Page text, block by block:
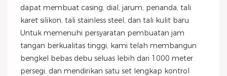
dapat membuat casing, dial, jarum, penanda, tali
karet silikon, tali stainless steel, dan tali kulit baru.
Untuk memenuhi persyaratan pembuatan jam
tangan berkualitas tinggi, kami telah membangun
bengkel bebas debu seluas lebih dari 1000 meter
persegi, dan mendirikan satu set lengkap kontrol